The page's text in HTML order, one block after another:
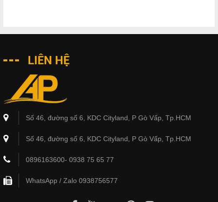
LIÊN HỆ
Số 46, đường số 6, KDC Cityland, P Gò Vấp, Tp.HCM
Số 46, đường số 6, KDC Cityland, P Gò Vấp, Tp.HCM
0896163600- 0938 75 65 77
WhatsApp / Zalo 0938756577